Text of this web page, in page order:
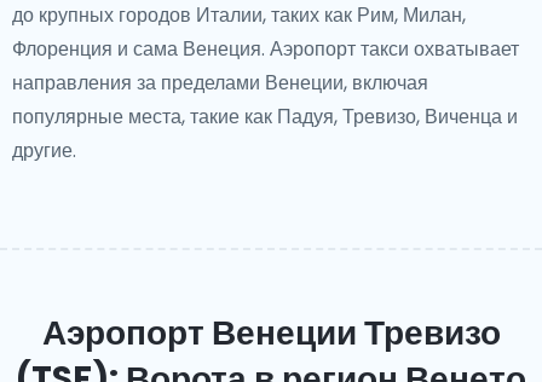
до крупных городов Италии, таких как Рим, Милан,
Флоренция и сама Венеция. Аэропорт такси охватывает
направления за пределами Венеции, включая
популярные места, такие как Падуя, Тревизо, Виченца и
другие.
Аэропорт Венеции Тревизо